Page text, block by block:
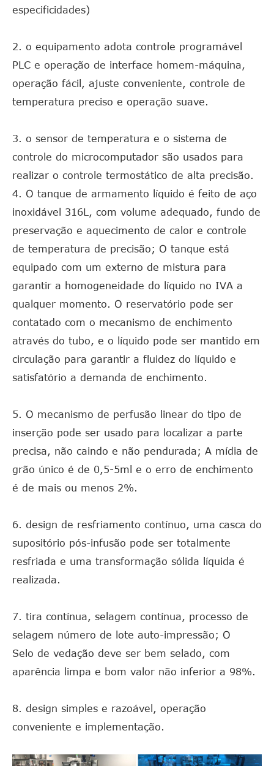
especificidades)
2. o equipamento adota controle programável
PLC e operação de interface homem-máquina,
operação fácil, ajuste conveniente, controle de
temperatura preciso e operação suave.
3. o sensor de temperatura e o sistema de
controle do microcomputador são usados para
realizar o controle termostático de alta precisão.
4. O tanque de armamento líquido é feito de aço
inoxidável 316L, com volume adequado, fundo de
preservação e aquecimento de calor e controle
de temperatura de precisão; O tanque está
equipado com um externo de mistura para
garantir a homogeneidade do líquido no IVA a
qualquer momento. O reservatório pode ser
contatado com o mecanismo de enchimento
através do tubo, e o líquido pode ser mantido em
circulação para garantir a fluidez do líquido e
satisfatório a demanda de enchimento.
5. O mecanismo de perfusão linear do tipo de
inserção pode ser usado para localizar a parte
precisa, não caindo e não pendurada; A mídia de
grão único é de 0,5-5ml e o erro de enchimento
é de mais ou menos 2%.
6. design de resfriamento contínuo, uma casca do
supositório pós-infusão pode ser totalmente
resfriada e uma transformação sólida líquida é
realizada.
7. tira contínua, selagem contínua, processo de
selagem número de lote auto-impressão; O
Selo de vedação deve ser bem selado, com
aparência limpa e bom valor não inferior a 98%.
8. design simples e razoável, operação
conveniente e implementação.